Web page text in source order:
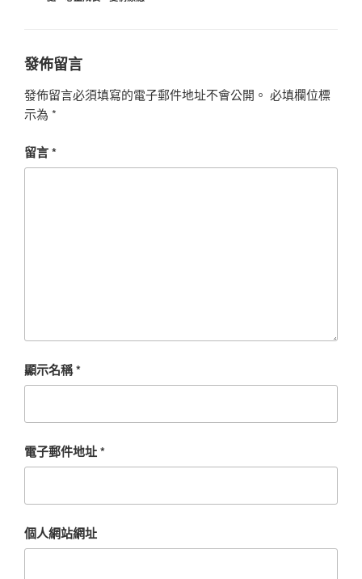
發佈留言
發佈留言必須填寫的電子郵件地址不會公開。 必填欄位標
示為 *
留言*
顯示名稱*
電子郵件地址*
個人網站網址